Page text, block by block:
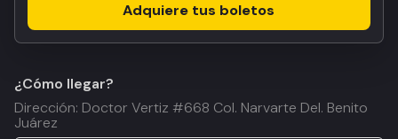
Adquiere tus boletos
¿Cómo llegar?
Dirección: Doctor Vertiz #668 Col. Narvarte Del. Benito
Juárez